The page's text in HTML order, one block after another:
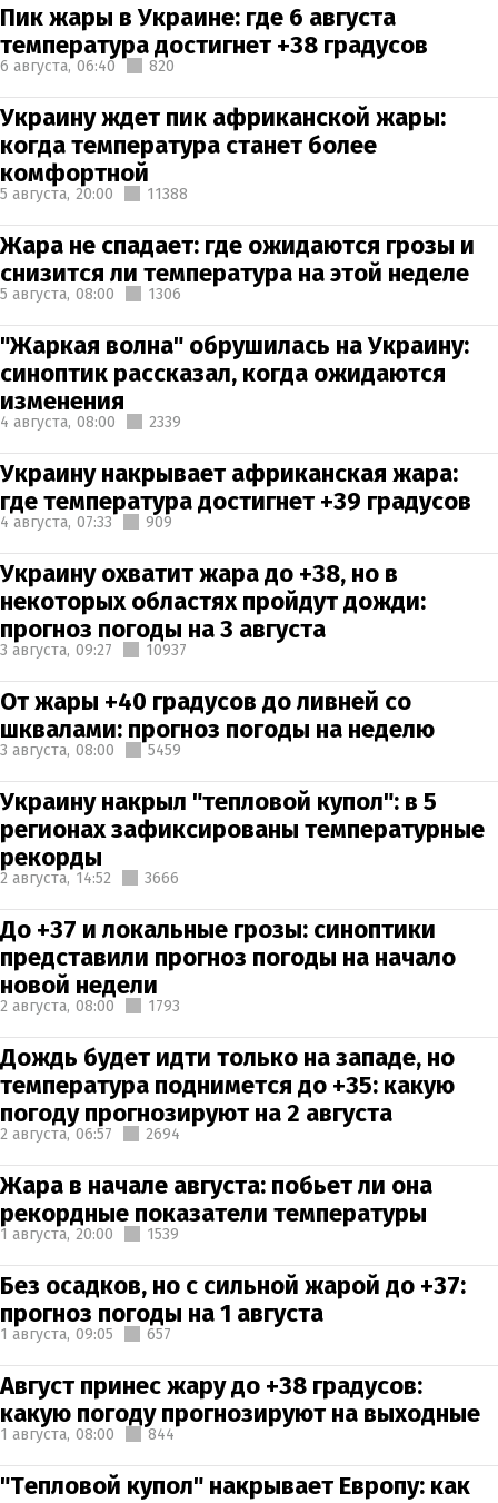
Пик жары в Украине: где 6 августа
температура достигнет +38 градусов
6 августа, 06:40 820
Украину ждет пик африканской жары:
когда температура станет более
комфортной
5 августа, 20:00 11388
Жара не спадает: где ожидаются грозы и
снизится ли температура на этой неделе
5 августа, 08:00 1306
"Жаркая волна" обрушилась на Украину:
синоптик рассказал, когда ожидаются
изменения
4 августа, 08:00 2339
Украину накрывает африканская жара:
где температура достигнет +39 градусов
4 августа, 07:33 909
Украину охватит жара до +38, но в
некоторых областях пройдут дожди:
прогноз погоды на 3 августа
3 августа, 09:27 10937
От жары +40 градусов до ливней со
шквалами: прогноз погоды на неделю
3 августа, 08:00 5459
Украину накрыл "тепловой купол": в 5
регионах зафиксированы температурные
рекорды
2 августа, 14:52 3666
До +37 и локальные грозы: синоптики
представили прогноз погоды на начало
новой недели
2 августа, 08:00 1793
Дождь будет идти только на западе, но
температура поднимется до +35: какую
погоду прогнозируют на 2 августа
2 августа, 06:57 2694
Жара в начале августа: побьет ли она
рекордные показатели температуры
1 августа, 20:00 1539
Без осадков, но с сильной жарой до +37:
прогноз погоды на 1 августа
1 августа, 09:05 657
Август принес жару до +38 градусов:
какую погоду прогнозируют на выходные
1 августа, 08:00 844
"Тепловой купол" накрывает Европу: как